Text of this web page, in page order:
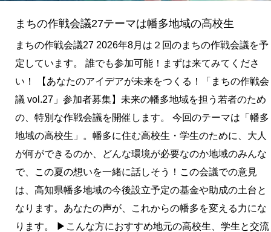
まちの作戦会議27テーマは幡多地域の高校生
まちの作戦会議27 2026年8月は２回のまちの作戦会議を予
定しています。 誰でも参加可能！まずは来てみてくださ
い！ 【あなたのアイデアが未来をつくる！「まちの作戦会
議 vol.27」参加者募集】未来の幡多地域を担う若者のため
の、特別な作戦会議を開催します。 今回のテーマは「幡多
地域の高校生」。幡多に住む高校生・学生のために、大人
が何ができるのか、どんな環境が必要なのか地域のみんな
で、この夏の想いを一緒に話しそう！この会議での意見
は、高知県幡多地域の今後設立予定の基金や助成の土台と
なります。あなたの声が、これからの幡多を変える力にな
ります。 ▶こんな方におすすめ地元の高校生、学生と交流
域
の
高
校
生